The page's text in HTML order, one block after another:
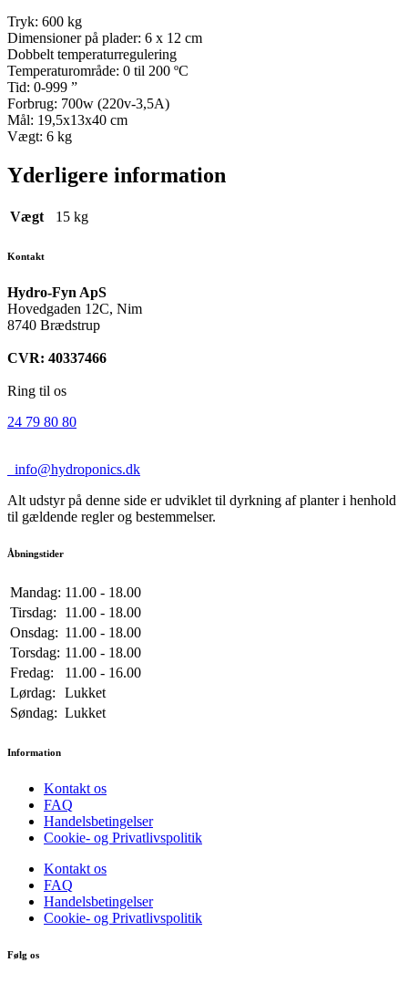
Tryk: 600 kg
Dimensioner på plader: 6 x 12 cm
Dobbelt temperaturregulering
Temperaturområde: 0 til 200 ºC
Tid: 0-999 ”
Forbrug: 700w (220v-3,5A)
Mål: 19,5x13x40 cm
Vægt: 6 kg
Yderligere information
Vægt 15 kg
Kontakt
Hydro-Fyn ApS
Hovedgaden 12C, Nim
8740 Brædstrup
CVR: 40337466
Ring til os
24 79 80 80
info@hydroponics.dk
Alt udstyr på denne side er udviklet til dyrkning af planter i henhold
til gældende regler og bestemmelser.
Åbningstider
Mandag: 11.00 - 18.00
Tirsdag:
11.00 - 18.00
Onsdag: 11.00 - 18.00
Torsdag: 11.00 - 18.00
Fredag:
11.00 - 16.00
Lørdag:
Lukket
Søndag: Lukket
Information
Kontakt os
FAQ
Handelsbetingelser
Cookie- og Privatlivspolitik
Kontakt os
FAQ
Handelsbetingelser
Cookie- og Privatlivspolitik
Følg os